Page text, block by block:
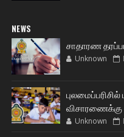
NEWS
சாதாரண
Unknown
விசாரணைக்கு
Unknown